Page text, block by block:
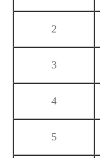
2
3
4
5